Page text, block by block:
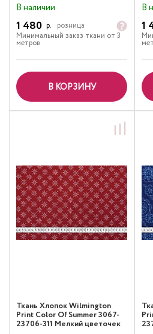
В наличии
1 480 р.
розница
Минимальный заказ ткани от 3
метров
В КОРЗИНУ
В
1
Ткань Хлопок Wilmington
Print Color Of Summer 3067-
23706-311 Мелкий цветочек